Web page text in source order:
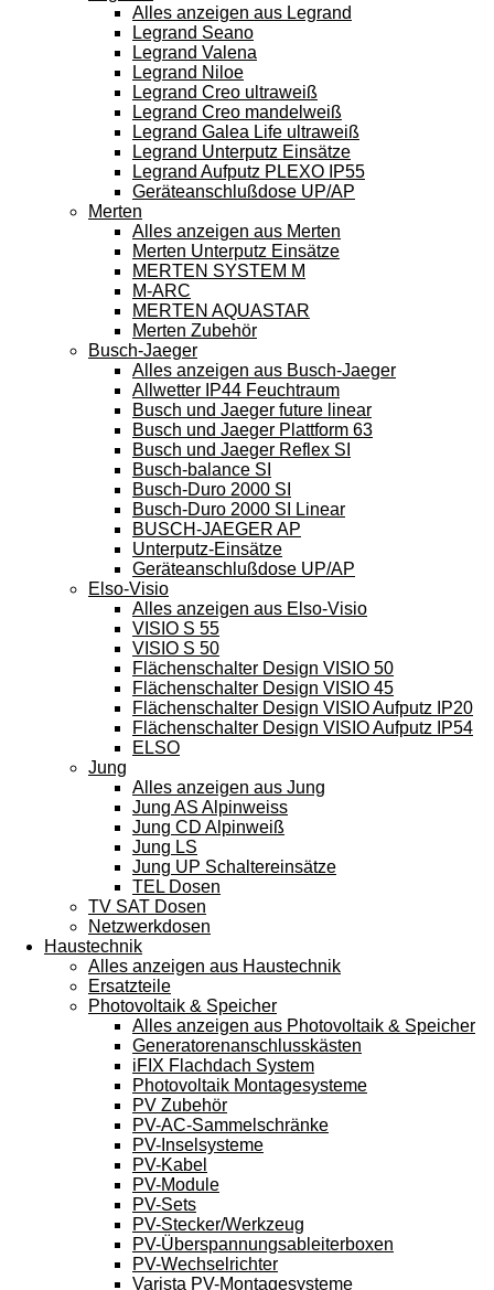
Alles anzeigen aus Legrand
Legrand Seano
Legrand Valena
Legrand Niloe
Legrand Creo ultraweiß
Legrand Creo mandelweiß
Legrand Galea Life ultraweiß
Legrand Unterputz Einsätze
Legrand Aufputz PLEXO IP55
Geräteanschlußdose UP/AP
Merten
Alles anzeigen aus Merten
Merten Unterputz Einsätze
MERTEN SYSTEM M
M-ARC
MERTEN AQUASTAR
Merten Zubehör
Busch-Jaeger
Alles anzeigen aus Busch-Jaeger
Allwetter IP44 Feuchtraum
Busch und Jaeger future linear
Busch und Jaeger Plattform 63
Busch und Jaeger Reflex SI
Busch-balance SI
Busch-Duro 2000 SI
Busch-Duro 2000 SI Linear
BUSCH-JAEGER AP
Unterputz-Einsätze
Geräteanschlußdose UP/AP
Elso-Visio
Alles anzeigen aus Elso-Visio
VISIO S 55
VISIO S 50
Flächenschalter Design VISIO 50
Flächenschalter Design VISIO 45
Flächenschalter Design VISIO Aufputz IP20
Flächenschalter Design VISIO Aufputz IP54
ELSO
Jung
Alles anzeigen aus Jung
Jung AS Alpinweiss
Jung CD Alpinweiß
Jung LS
Jung UP Schaltereinsätze
TEL Dosen
TV SAT Dosen
Netzwerkdosen
Haustechnik
Alles anzeigen aus Haustechnik
Ersatzteile
Photovoltaik & Speicher
Alles anzeigen aus Photovoltaik & Speicher
Generatorenanschlusskästen
iFIX Flachdach System
Photovoltaik Montagesysteme
PV Zubehör
PV-AC-Sammelschränke
PV-Inselsysteme
PV-Kabel
PV-Module
PV-Sets
PV-Stecker/Werkzeug
PV-Überspannungsableiterboxen
PV-Wechselrichter
Varista PV-Montagesysteme